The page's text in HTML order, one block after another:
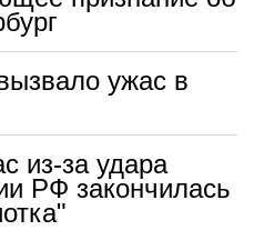
ужас в
из-за удара
РФ закончилась